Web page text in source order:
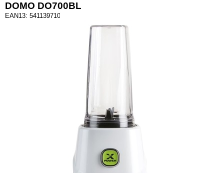
DOMO DO700BL
EAN13: 5411397109859